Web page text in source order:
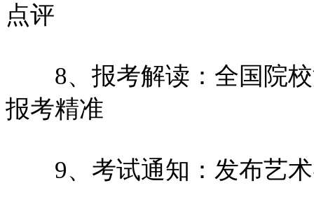
点评
8、报考解读：全国院校
报考精准
9、考试通知：发布艺术